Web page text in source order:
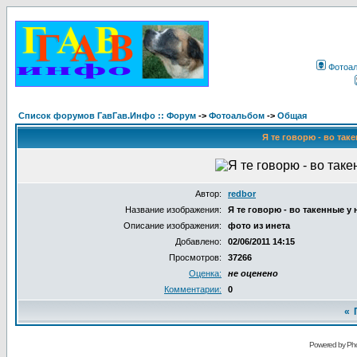
Список форумов ГавГав.Инфо :: Форум -> Фотоальбом -> Общая
Я те говорю - во
Автор:
redbor
Название изображения:
Я те говорю - во такенные у
Описание изображения:
фото из инета
Добавлено:
02/06/2011 14:15
Просмотров:
37266
Оценка:
не оценено
Комментарии:
0
«
Powered by